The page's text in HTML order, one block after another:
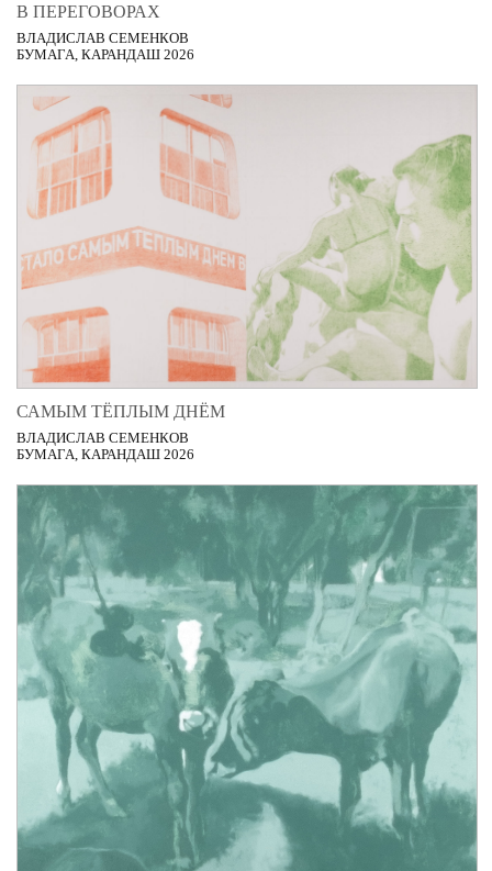
В ПЕРЕГОВОРАХ
ВЛАДИСЛАВ СЕМЕНКОВ
БУМАГА, КАРАНДАШ 2026
САМЫМ ТЁПЛЫМ ДНЁМ
ВЛАДИСЛАВ СЕМЕНКОВ
БУМАГА, КАРАНДАШ 2026